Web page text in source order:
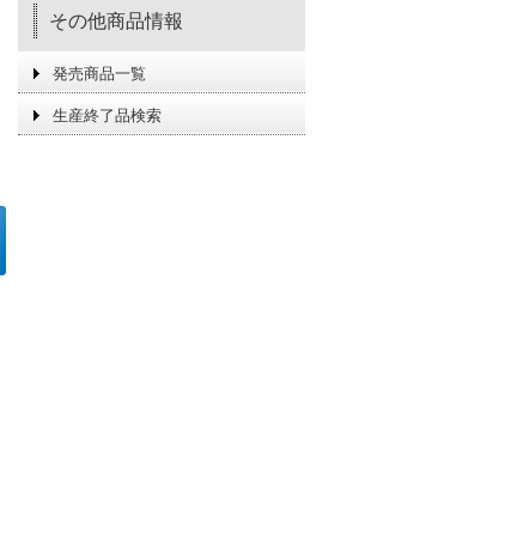
その他商品情報
発売商品一覧
生産終了品検索